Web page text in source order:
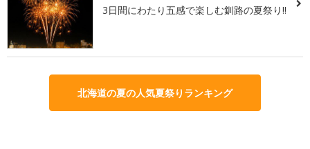
3日間にわたり五感で楽しむ釧路の夏祭り!!
北海道の夏の人気夏祭りランキング